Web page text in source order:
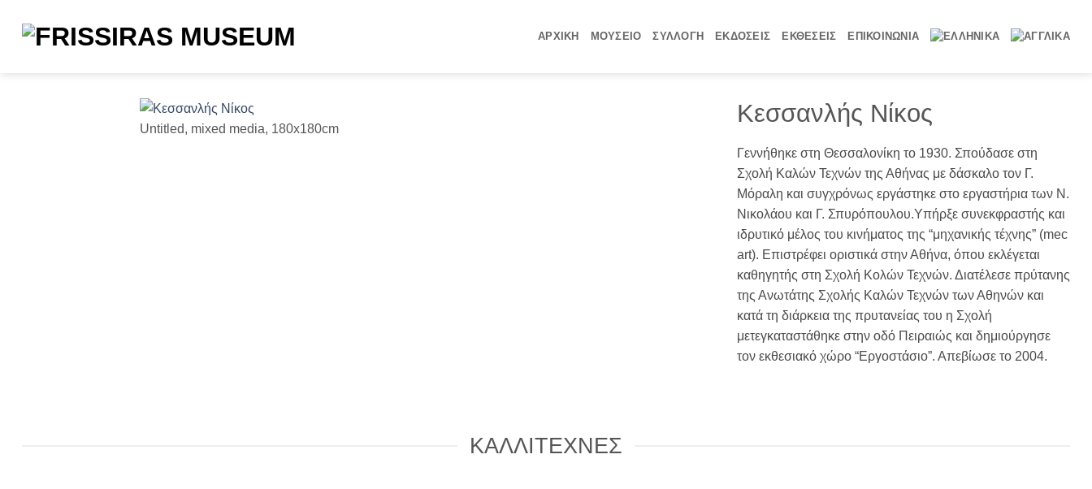
περιεχόμενο
ΑΡΧΙΚΗ ΜΟΥΣΕΙΟ ΣΥΛΛΟΓΗ ΕΚΔΟΣΕΙΣ ΕΚΘΕΣΕΙΣ ΕΠΙΚΟΙΝΩΝΙΑ
Untitled, mixed media, 180x180cm Untitled, mixed media, 180x225cm
Κεσσανλής Νίκος
Γεννήθηκε στη Θεσσαλονίκη το 1930. Σπούδασε στη
Σχολή Καλών Τεχνών της Αθήνας με δάσκαλο τον Γ.
Μόραλη και συγχρόνως εργάστηκε στο εργαστήρια των Ν.
Νικολάου και Γ. Σπυρόπουλου.Υπήρξε συνεκφραστής και
ιδρυτικό μέλος του κινήματος της “μηχανικής τέχνης” (mec
art). Επιστρέφει οριστικά στην Αθήνα, όπου εκλέγεται
καθηγητής στη Σχολή Κολών Τεχνών. Διατέλεσε πρύτανης
της Ανωτάτης Σχολής Καλών Τεχνών των Αθηνών και
κατά τη διάρκεια της πρυτανείας του η Σχολή
μετεγκαταστάθηκε στην οδό Πειραιώς και δημιούργησε
τον εκθεσιακό χώρο “Εργοστάσιο”. Απεβίωσε το 2004.
ΚΑΛΛΙΤΕΧΝΕΣ